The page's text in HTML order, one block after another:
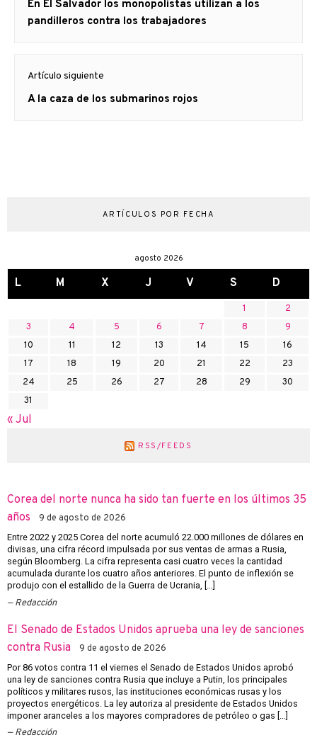
entradas
Artículo
anterior
En El Salvador los monopolistas utilizan a los
pandilleros contra los trabajadores
Artículo siguiente
Artículo
A la caza de los submarinos rojos
ARTÍCULOS POR FECHA
agosto 2026
L M X J V S D
1
2
3
4 5 6 7 8
9
10
11 12 13 14 15
16
17
18 19 20 21 22
23
24
25 26 27 28 29
30
31
« Jul
RSS/FEEDS
Corea del norte nunca ha sido tan fuerte en los últimos 35
años
9 de agosto de 2026
Entre 2022 y 2025 Corea del norte acumuló 22.000 millones de dólares en
divisas, una cifra récord impulsada por sus ventas de armas a Rusia,
según Bloomberg. La cifra representa casi cuatro veces la cantidad
acumulada durante los cuatro años anteriores. El punto de inflexión se
produjo con el estallido de la Guerra de Ucrania, […]
Redacción
El Senado de Estados Unidos aprueba una ley de sanciones
contra Rusia
9 de agosto de 2026
Por 86 votos contra 11 el viernes el Senado de Estados Unidos aprobó
una ley de sanciones contra Rusia que incluye a Putin, los principales
políticos y militares rusos, las instituciones económicas rusas y los
proyectos energéticos. La ley autoriza al presidente de Estados Unidos
imponer aranceles a los mayores compradores de petróleo o gas […]
Redacción